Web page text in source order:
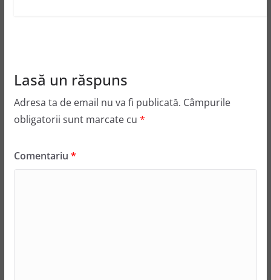
Lasă un răspuns
Adresa ta de email nu va fi publicată. Câmpurile
obligatorii sunt marcate cu *
Comentariu *